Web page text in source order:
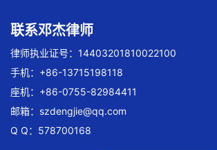
联系邓杰律师
律师执业证号：14403201810022100
手机：+86-13715198118
座机：+86-0755-82984411
邮箱： szdengjie@qq.com
Q Q：578700168